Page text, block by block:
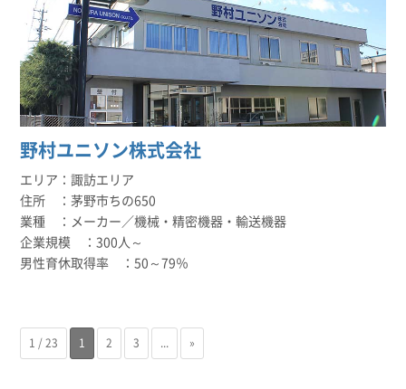
野村ユニソン株式会社
諏訪エリア
茅野市ちの650
メーカー／機械・精密機器・輸送機器
300人～
50～79％
1 / 23 1 2 3 ... »